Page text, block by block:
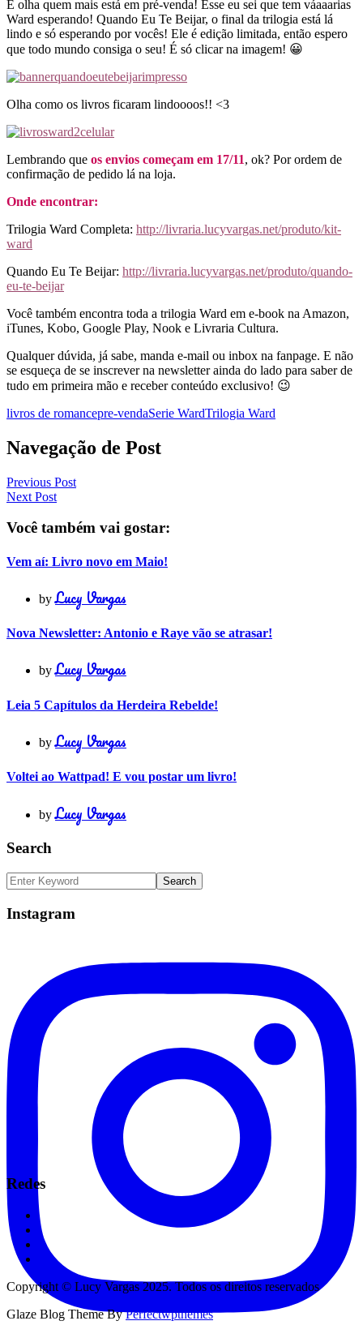
E olha quem mais está em pré-venda! Esse eu sei que tem váaaarias
Ward esperando! Quando Eu Te Beijar, o final da trilogia está lá
lindo e só esperando por vocês! Ele é edição limitada, então espero
que todo mundo consiga o seu! É só clicar na imagem! 😀
Olha como os livros ficaram lindoooos!! <3
Lembrando que os envios começam em 17/11, ok? Por ordem de
confirmação de pedido lá na loja.
Onde encontrar:
Trilogia Ward Completa: http://livraria.lucyvargas.net/produto/kit-
ward
Quando Eu Te Beijar: http://livraria.lucyvargas.net/produto/quando-
eu-te-beijar
Você também encontra toda a trilogia Ward em e-book na Amazon,
iTunes, Kobo, Google Play, Nook e Livraria Cultura.
Qualquer dúvida, já sabe, manda e-mail ou inbox na fanpage. E não
se esqueça de se inscrever na newsletter ainda do lado para saber de
tudo em primeira mão e receber conteúdo exclusivo! 😉
livros de romancepre-vendaSerie WardTrilogia Ward
Navegação de Post
Previous Post
Next Post
Você também vai gostar:
Vem aí: Livro novo em Maio!
byLucy Vargas
Nova Newsletter: Antonio e Raye vão se atrasar!
byLucy Vargas
Leia 5 Capítulos da Herdeira Rebelde!
byLucy Vargas
Voltei ao Wattpad! E vou postar um livro!
byLucy Vargas
Search
Instagram
Redes
Copyright © Lucy Vargas 2025. Todos os direitos reservados
Glaze Blog Theme ByPerfectwpthemes